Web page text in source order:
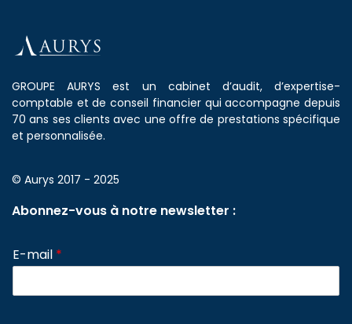
GROUPE AURYS est un cabinet d’audit, d’expertise-
comptable et de conseil financier qui accompagne depuis
70 ans ses clients avec une offre de prestations spécifique
et personnalisée.
© Aurys 2017 - 2025
Abonnez-vous à notre newsletter :
E-mail *